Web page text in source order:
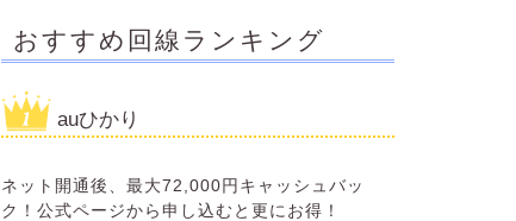
おすすめ回線ランキング
auひかり
ネット開通後、最大72,000円キャッシュバッ
ク！公式ページから申し込むと更にお得！